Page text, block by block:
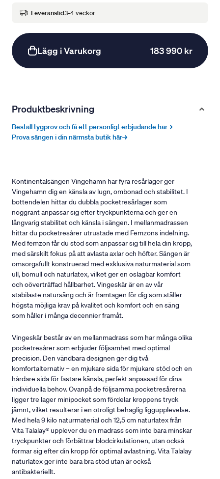
Leveranstid3-4 veckor
Lägg i Varukorg 183 990 kr
Produktbeskrivning
Beställ tygprov och få ett personligt erbjudande här→
Prova sängen i din närmsta butik här→
Kontinentalsängen Vingehamn har fyra resårlager ger
Vingehamn dig en känsla av lugn, ombonad och stabilitet. I
bottendelen hittar du dubbla pocketresårlager som
noggrant anpassar sig efter tryckpunkterna och ger en
långvarig stabilitet och känsla i sängen. I mellanmadrassen
hittar du pocketresårer utrustade med Femzons indelning.
Med femzon får du stöd som anpassar sig till hela din kropp,
med särskilt fokus på att avlasta axlar och höfter. Sängen är
omsorgsfullt konstruerad med exklusiva naturmaterial som
ull, bomull och naturlatex, vilket ger en oslagbar komfort
och oöverträffad hållbarhet. Vingeskär är en av vår
stabilaste natursäng och är framtagen för dig som ställer
högsta möjliga krav på kvalitet och komfort och en säng
som håller i många decennier framåt.
Vingeskär består av en mellanmadrass som har många olika
pocketresårer som erbjuder följsamhet med optimal
precision. Den vändbara designen ger dig två
komfortalternativ – en mjukare sida för mjukare stöd och en
hårdare sida för fastare känsla, perfekt anpassad för dina
individuella behov. Ovanpå de följsamma pocketresårerna
ligger tre lager minipocket som fördelar kroppens tryck
jämnt, vilket resulterar i en otroligt behaglig liggupplevelse.
Med hela 9 kilo naturmaterial och 12,5 cm naturlatex från
Vita Talalay® upplever du en madrass som inte bara minskar
tryckpunkter och förbättrar blodcirkulationen, utan också
formar sig efter din kropp för optimal avlastning. Vita Talalay
naturlatex ger inte bara bra stöd utan är också
antibakteriellt.